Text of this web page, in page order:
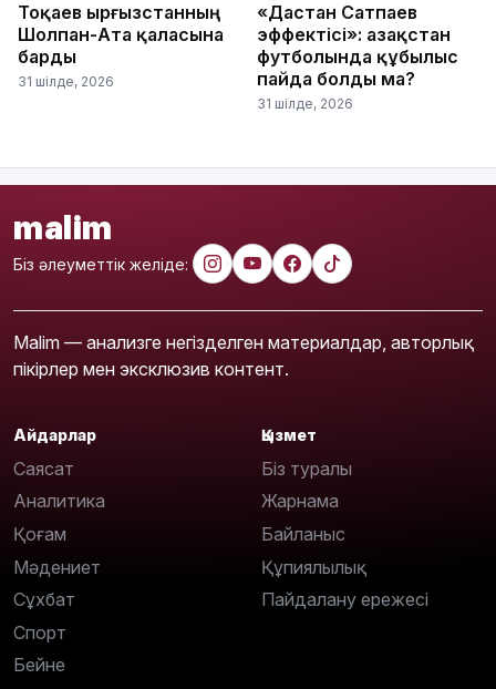
Тоқаев Қырғызстанның
Шолпан-Ата қаласына
барды
31 шілде, 2026
«Дастан Сатпаев
эффектісі»: Қазақстан
футболында құбылыс
пайда болды ма?
31 шілде, 2026
malim
Біз әлеуметтік желіде:
Malim — анализге негізделген материалдар, авторлық
пікірлер мен эксклюзив контент.
Айдарлар
Саясат
Аналитика
Қоғам
Мәдениет
Сұхбат
Спорт
Бейне
Қызмет
Біз туралы
Жарнама
Байланыс
Құпиялылық
Пайдалану ережесі